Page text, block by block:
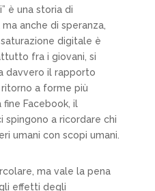
è una storia di
anche di speranza,
digitale è
fra i giovani, si
davvero il rapporto
a forme più
Facebook, il
spingono a ricordare chi
umani con scopi umani.
ma vale la pena
effetti degli